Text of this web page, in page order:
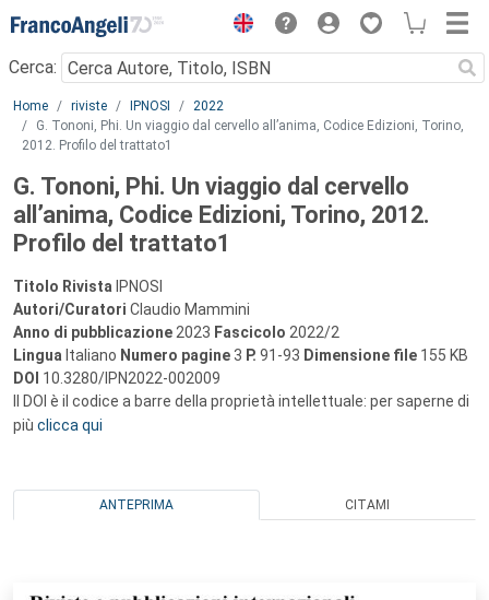
Menu
Cerca:
Main content
Home riviste IPNOSI
2022
G. Tononi, Phi. Un viaggio dal cervello all’anima, Codice Edizioni, Torino,
2012. Profilo del trattato1
G. Tononi, Phi. Un viaggio dal cervello
all’anima, Codice Edizioni, Torino, 2012.
Profilo del trattato1
Titolo Rivista IPNOSI
Autori/Curatori Claudio Mammini
Anno di pubblicazione 2023 Fascicolo 2022/2
Lingua Italiano Numero pagine 3 P. 91-93 Dimensione file 155 KB
DOI 10.3280/IPN2022-002009
Il DOI è il codice a barre della proprietà intellettuale: per saperne di
più clicca qui
ANTEPRIMA CITAMI